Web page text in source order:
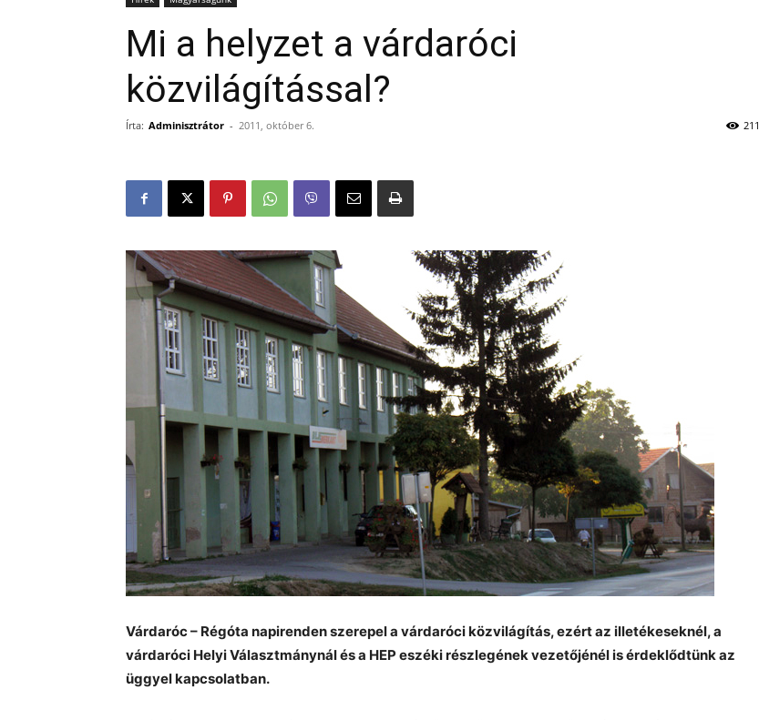
Mi a helyzet a várdaróci
közvilágítással?
Írta: Adminisztrátor - 2011, október 6. 211
Várdaróc – Régóta napirenden szerepel a várdaróci közvilágítás, ezért az illetékeseknél, a
várdaróci Helyi Választmánynál és a HEP eszéki részlegének vezetőjénél is érdeklődtünk az
üggyel kapcsolatban.